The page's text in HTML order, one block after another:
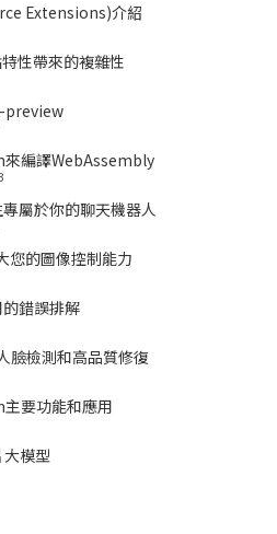
Extensions)介紹
性帶來的複雜性
preview
編譯WebAssembly
屬於你的聊天機器人
的圖像控制能力
錯誤排解
臉檢測和高品質修復
要功能和應用
模型